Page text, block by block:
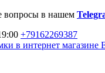
вопросы в нашем
+79162269387